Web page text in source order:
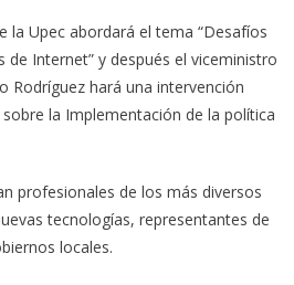
la Upec abordará el tema “Desafíos
Internet” y después el viceministro
Rodríguez hará una intervención
la Implementación de la política
profesionales de los más diversos
tecnologías, representantes de
locales.